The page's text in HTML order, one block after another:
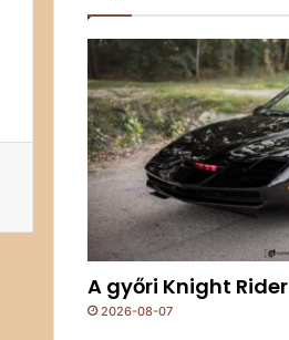
A győri Knight Rider
2026-08-07